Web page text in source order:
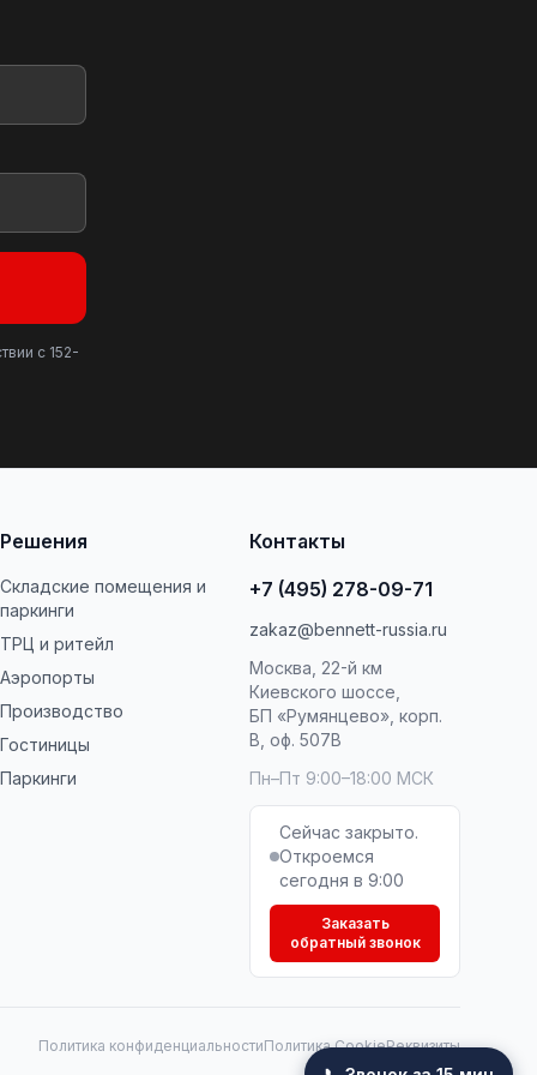
с 152-
Решения
Складские помещения и
паркинги
ТРЦ и ритейл
Аэропорты
Производство
Гостиницы
Паркинги
Контакты
+7 (495) 278-09-71
zakaz@bennett-russia.ru
Москва, 22-й км
Киевского шоссе,
БП «Румянцево», корп.
В, оф. 507В
Пн–Пт 9:00–18:00 МСК
Сейчас закрыто.
Откроемся
сегодня в 9:00
Заказать
обратный звонок
Политика конфиденциальностиПолитика CookieРеквизиты